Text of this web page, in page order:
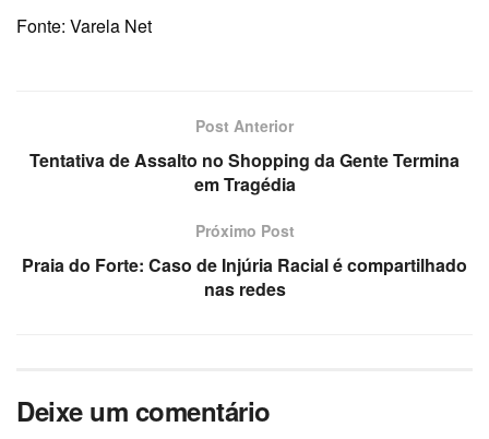
Fonte: Varela Net
Post Anterior
Tentativa de Assalto no Shopping da Gente Termina
em Tragédia
Próximo Post
Praia do Forte: Caso de Injúria Racial é compartilhado
nas redes
Deixe um comentário